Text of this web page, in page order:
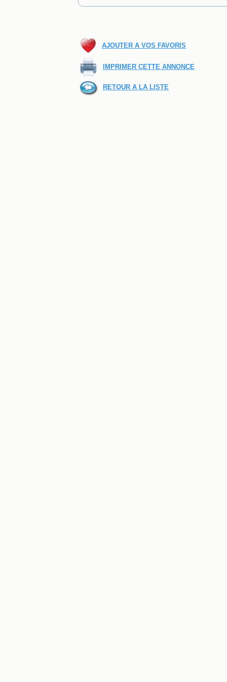
AJOUTER A VOS FAVORIS
IMPRIMER CETTE ANNONCE
RETOUR A LA LISTE